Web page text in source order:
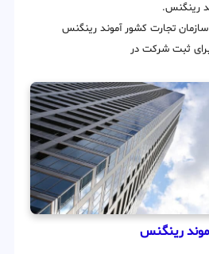
رینگنس.
تجارت کشور آموند رینگنس
ثبت شرکت در
رینگنس